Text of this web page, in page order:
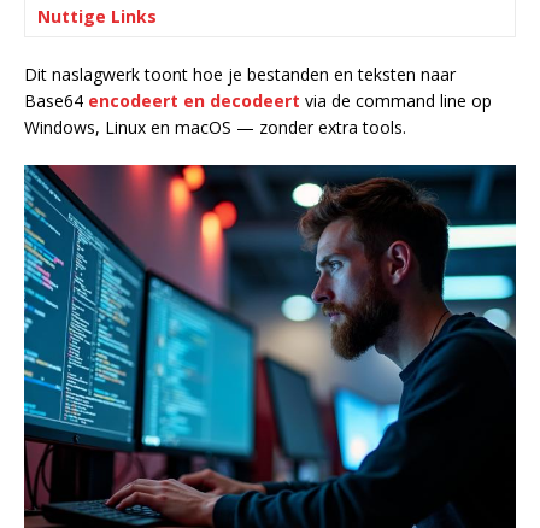
Nuttige Links
Dit naslagwerk toont hoe je bestanden en teksten naar
Base64 encodeert en decodeert via de command line op
Windows, Linux en macOS — zonder extra tools.